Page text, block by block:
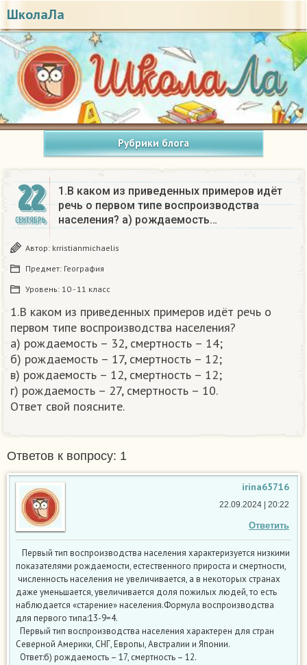
ШколаЛа
Рубрики блога
22
СЕНТЯБРЬ
1.В каком из приведенных примеров идёт
речь о первом типе воспроизводства
населения? а) рождаемость…
Автор: krristianmichaelis
Предмет: География
Уровень: 10 - 11 класс
1.В каком из приведенных примеров идёт речь о
первом типе воспроизводства населения?
а) рождаемость – 32, смертность – 14;
б) рождаемость – 17, смертность – 12;
в) рождаемость – 12, смертность – 12;
г) рождаемость – 27, смертность – 10.
Ответ свой поясните.​
Ответов к вопросу: 1
irina65716
Ответить
22.09.2024 | 20:22
Первый тип воспроизводства населения характеризуется низкими
показателями рождаемости, естественного прироста и смертности,
численность населения не увеличивается, а в некоторых странах
даже уменьшается, увеличивается доля пожилых людей, то есть
наблюдается «старение» населения.Формула воспроизводства
для первого типа:13-9=4.
Первый тип воспроизводства населения характерен для стран
Северной Америки, СНГ, Европы, Австралии и Японии.
Ответ:б) рождаемость – 17, смертность – 12.